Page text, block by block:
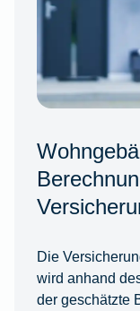
Die
wird anhand
der geschätzte